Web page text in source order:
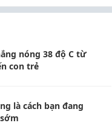
nóng 38 độ C từ
con trẻ
là cách bạn đang